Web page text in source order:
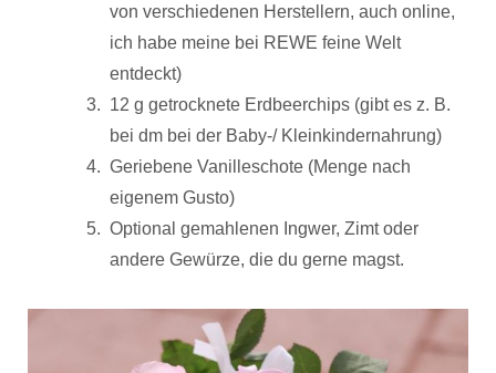
von verschiedenen Herstellern, auch online,
ich habe meine bei REWE feine Welt
entdeckt)
12 g getrocknete Erdbeerchips (gibt es z. B.
bei dm bei der Baby-/ Kleinkindernahrung)
Geriebene Vanilleschote (Menge nach
eigenem Gusto)
Optional gemahlenen Ingwer, Zimt oder
andere Gewürze, die du gerne magst.